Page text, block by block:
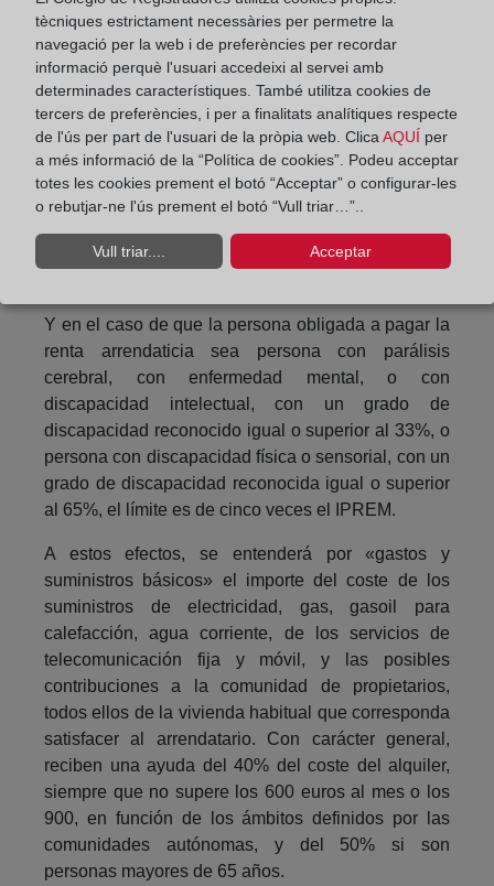
0,15 veces el IPREM por cada hijo en el caso de
unidad familiar monoparental.
En caso de que alguno de los miembros de la
unidad familiar tenga declarada discapacidad igual
o superior al 33%, situación de dependencia o
enfermedad que le incapacite acreditadamente de
forma permanente para realizar una actividad
IPREM, sin perjuicio de los incrementos
Y en el caso de que la persona obligada a pagar la
renta arrendaticia sea persona con parálisis
cerebral, con enfermedad mental, o con
discapacidad intelectual, con un grado de
discapacidad reconocido igual o superior al 33%, o
persona con discapacidad física o sensorial, con un
grado de discapacidad reconocida igual o superior
al 65%, el límite es de cinco veces el IPREM.
A estos efectos, se entenderá por «gastos y
suministros básicos» el importe del coste de los
suministros de electricidad, gas, gasoil para
calefacción, agua corriente, de los servicios de
telecomunicación fija y móvil, y las posibles
contribuciones a la comunidad de propietarios,
todos ellos de la vivienda habitual que corresponda
satisfacer al arrendatario. Con carácter general,
reciben una ayuda del 40% del coste del alquiler,
siempre que no supere los 600 euros al mes o los
900, en función de los ámbitos definidos por las
comunidades autónomas, y del 50% si son
personas mayores de 65 años.
tècniques estrictament necessàries per permetre la
navegació per la web i de preferències per recordar
informació perquè l'usuari accedeixi al servei amb
determinades característiques. També utilitza cookies de
tercers de preferències, i per a finalitats analítiques respecte
de l'ús per part de l'usuari de la pròpia web. ClicaAQUÍ per
a més informació de la “Política de cookies”. Podeu acceptar
totes les cookies prement el botó “Acceptar” o configurar-les
o rebutjar-ne l'ús prement el botó “Vull triar…”..
Vull triar.... Acceptar